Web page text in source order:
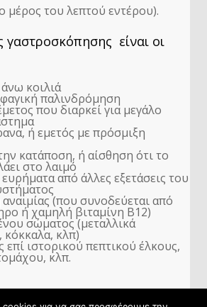
του λεπτού εντέρου).
γαστροσκόπησης είναι οι
κοιλιά
παλινδρόμηση
που διαρκεί για μεγάλο
ή εμετός με πρόσμιξη
κατάποση, ή αίσθηση ότι το
στο λαιμό
από άλλες εξετάσεις του
(που συνοδεύεται από
ή χαμηλή βιταμίνη B12)
σώματος (μεταλλικά
κόκκαλα, κλπ)
επί ιστορικού πεπτικού έλκους,
κλπ.